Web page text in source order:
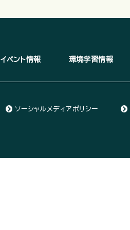
イベント情報 環境学習情報
ソーシャルメディアポリシー